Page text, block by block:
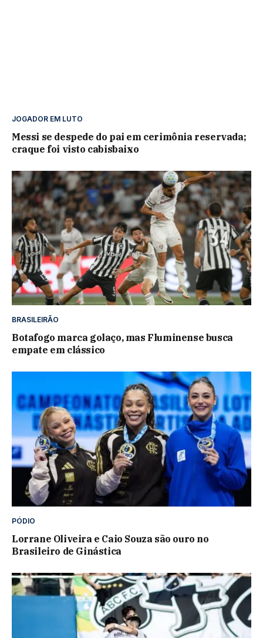
JOGADOR EM LUTO
Messi se despede do pai em cerimônia reservada;
craque foi visto cabisbaixo
BRASILEIRÃO
Botafogo marca golaço, mas Fluminense busca
empate em clássico
PÓDIO
Lorrane Oliveira e Caio Souza são ouro no
Brasileiro de Ginástica